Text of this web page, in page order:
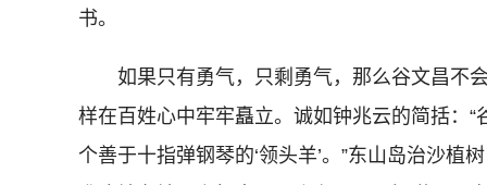
书。
如果只有勇气，只剩勇气，那么谷文昌不会
样在百姓心中牢牢矗立。诚如钟兆云的简括：
个善于十指弹钢琴的‘领头羊’。”东山岛治沙植